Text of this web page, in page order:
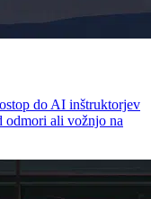
do AI inštruktorjev
odmori ali vožnjo na